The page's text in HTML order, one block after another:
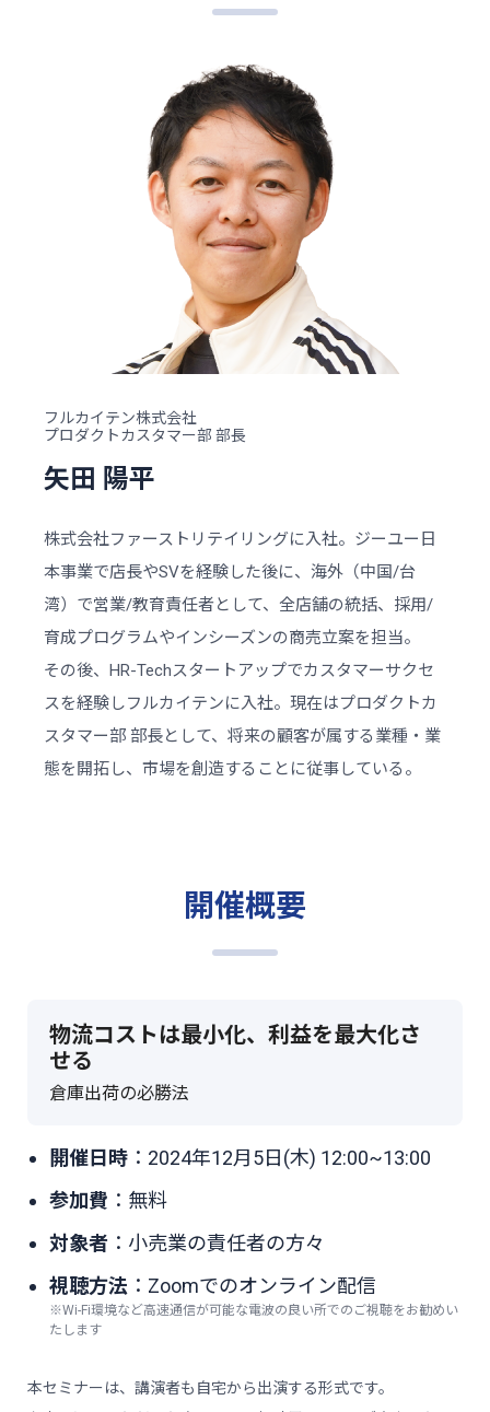
フルカイテン株式会社
プロダクトカスタマー部 部長
矢田 陽平
株式会社ファーストリテイリングに入社。ジーユー日
本事業で店長やSVを経験した後に、海外（中国/台
湾）で営業/教育責任者として、全店舗の統括、採用/
育成プログラムやインシーズンの商売立案を担当。
その後、HR-Techスタートアップでカスタマーサクセ
スを経験しフルカイテンに入社。現在はプロダクトカ
スタマー部 部長として、将来の顧客が属する業種・業
態を開拓し、市場を創造することに従事している。
開催概要
物流コストは最小化、利益を最大化さ
せる
倉庫出荷の必勝法
開催日時 ：2024年12月5日(木) 12:00~13:00
参加費 ：無料
対象者 ：小売業の責任者の方々
視聴方法 ：Zoomでのオンライン配信
※Wi-Fi環境など高速通信が可能な電波の良い所でのご視聴をお勧めい
たします
本セミナーは、講演者も自宅から出演する形式です。